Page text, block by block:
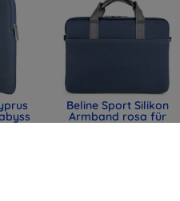
Beline Sport Silikon
Armband rosa für
Apple Watch